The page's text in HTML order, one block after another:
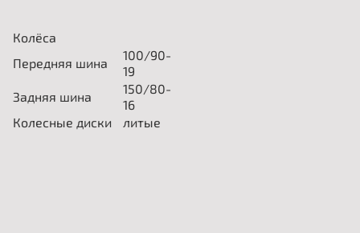
Колёса
Передняя шина
100/90-
19
Задняя шина
150/80-
16
Колесные диски
литые